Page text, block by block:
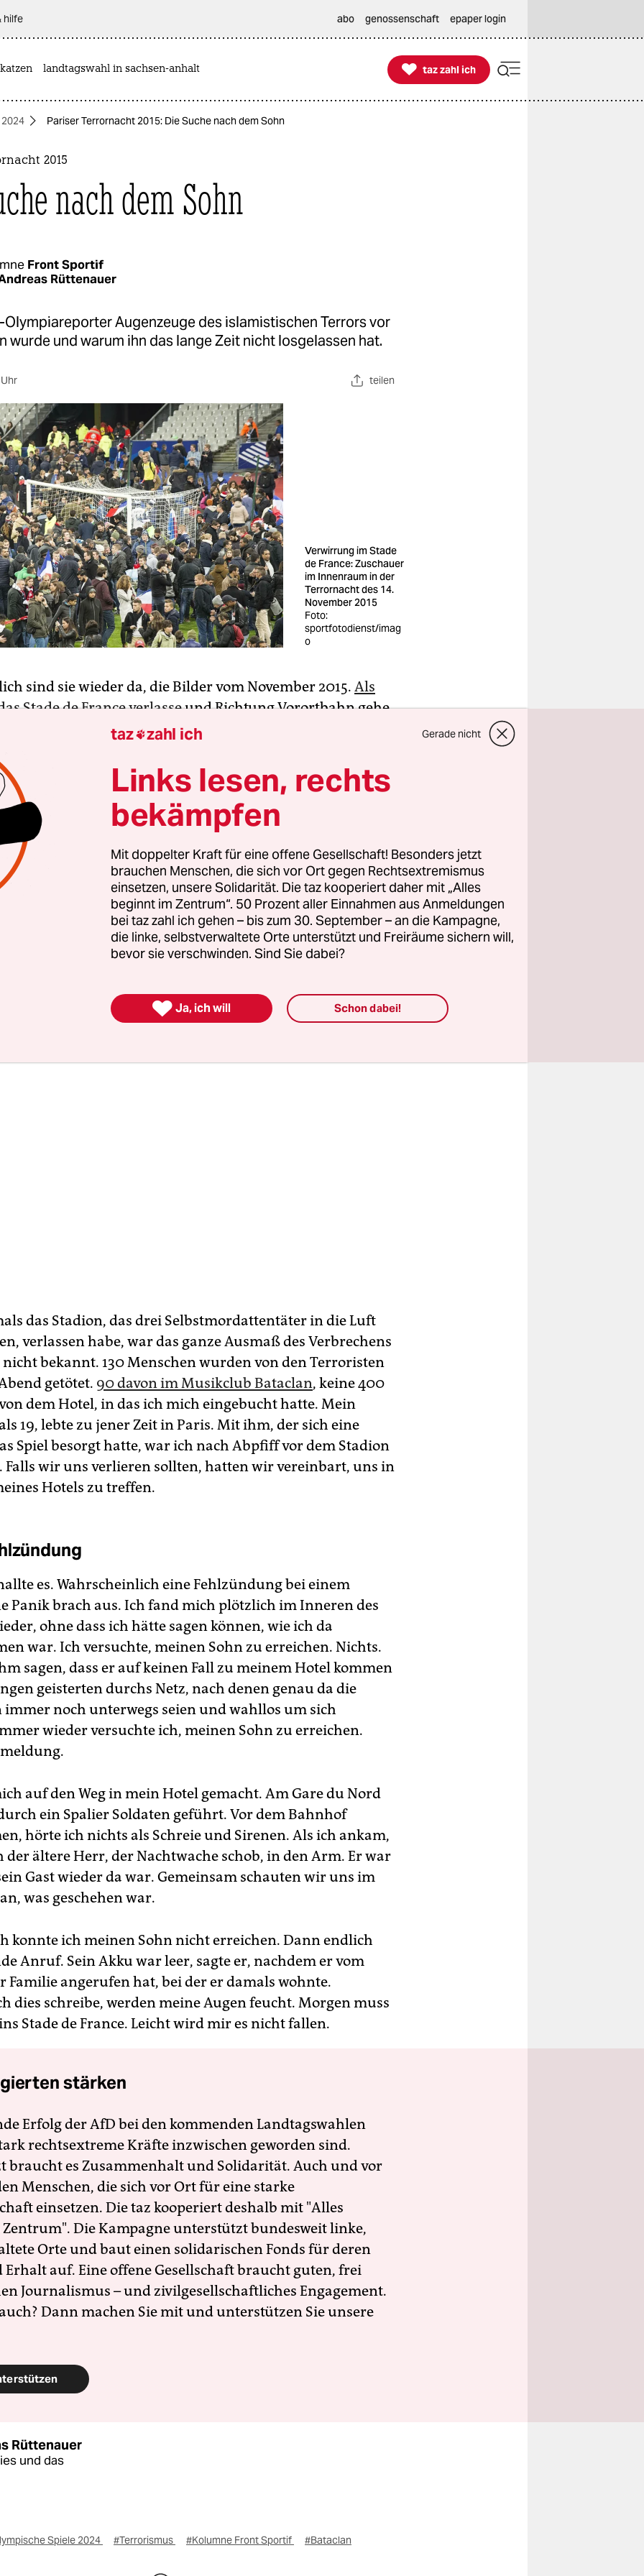
hilfe abo genossenschaft epaper login
katzen landtagswahl in sachsen-anhalt 
taz zahl ich
taz zahl ich
Pariser Terrornacht 2015: Die Suche nach dem Sohn
2015
nach dem Sohn
Front Sportif
Rüttenauer
Olympiareporter Augenzeuge des islamistischen Terrors vor
wurde und warum ihn das lange Zeit nicht losgelassen hat.
teilen
Verwirrung im Stade
de France: Zuschauer
im Innenraum in der
Terrornacht des 14.
November 2015
Foto:
sportfotodienst/imag
o
sind sie wieder da, die Bilder vom November 2015. Als
Stade de France verlasseund Richtung Vorortbahn gehe,
mein Blick haften an einer kleinen Brüstung, kurz bevor
geht. Eine dreckige Ecke. Ich kenne sie. Dort hatte ich
an dem Paris von den Massenmördern des sogenannten
Staats terrorisiert worden ist, Schutz gesucht. Kinder
nach dem Länderspiel der französischen
gegen Deutschland am Boden.
stand mit ausgebreiteten Armen vor den Zwergen, als
Flügel, mit denen er die Kinder beschützen könnte.
hatte sich eine Gruppe von Polizisten in Stellung
Gewehre im Anschlag, merkwürdig alte Waffen, die
Requisiten für einen Film über den Ersten Weltkrieg. Es
Wegen dieser Eindrücke war ich lange nicht in der Lage,
zu betreten.
das Stadion, das drei Selbstmordattentäter in die Luft
verlassen habe, war das ganze Ausmaß des Verbrechens
bekannt. 130 Menschen wurden von den Terroristen
getötet. 90 davon im Musikclub Bataclan, keine 400
dem Hotel, in das ich mich eingebucht hatte. Mein
19, lebte zu jener Zeit in Paris. Mit ihm, der sich eine
Spiel besorgt hatte, war ich nach Abpfiff vor dem Stadion
Falls wir uns verlieren sollten, hatten wir vereinbart, uns in
Hotels zu treffen.
es. Wahrscheinlich eine Fehlzündung bei einem
Panik brach aus. Ich fand mich plötzlich im Inneren des
ohne dass ich hätte sagen können, wie ich da
war. Ich versuchte, meinen Sohn zu erreichen. Nichts.
sagen, dass er auf keinen Fall zu meinem Hotel kommen
geisterten durchs Netz, nach denen genau da die
noch unterwegs seien und wahllos um sich
wieder versuchte ich, meinen Sohn zu erreichen.
auf den Weg in mein Hotel gemacht. Am Gare du Nord
ein Spalier Soldaten geführt. Vor dem Bahnhof
hörte ich nichts als Schreie und Sirenen. Als ich ankam,
ältere Herr, der Nachtwache schob, in den Arm. Er war
Gast wieder da war. Gemeinsam schauten wir uns im
was geschehen war.
konnte ich meinen Sohn nicht erreichen. Dann endlich
Anruf. Sein Akku war leer, sagte er, nachdem er vom
Familie angerufen hat, bei der er damals wohnte.
dies schreibe, werden meine Augen feucht. Morgen muss
Stade de France. Leicht wird mir es nicht fallen.
stärken
Erfolg der AfD bei den kommenden Landtagswahlen
rechtsextreme Kräfte inzwischen geworden sind.
braucht es Zusammenhalt und Solidarität. Auch und vor
Menschen, die sich vor Ort für eine starke
einsetzen. Die taz kooperiert deshalb mit "Alles
Die Kampagne unterstützt bundesweit linke,
Orte und baut einen solidarischen Fonds für deren
Erhalt auf. Eine offene Gesellschaft braucht guten, frei
Journalismus – und zivilgesellschaftliches Engagement.
Dann machen Sie mit und unterstützen Sie unsere
Rüttenauer
und das
Spiele 2024 #Terrorismus #Kolumne Front Sportif #Bataclan
taz zahl ich Gerade nicht
Links lesen, rechts
bekämpfen
Mit doppelter Kraft für eine offene Gesellschaft! Besonders jetzt
brauchen Menschen, die sich vor Ort gegen Rechtsextremismus
einsetzen, unsere Solidarität. Die taz kooperiert daher mit „Alles
beginnt im Zentrum“. 50 Prozent aller Einnahmen aus Anmeldungen
bei taz zahl ich gehen – bis zum 30. September – an die Kampagne,
die linke, selbstverwaltete Orte unterstützt und Freiräume sichern will,
bevor sie verschwinden. Sind Sie dabei?
 Ja, ich will Schon dabei!